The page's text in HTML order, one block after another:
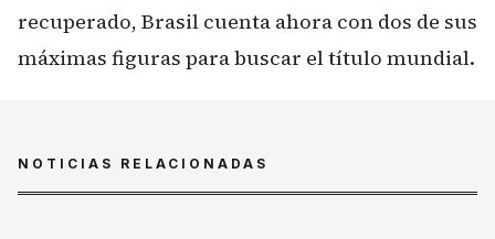
recuperado, Brasil cuenta ahora con dos de sus
máximas figuras para buscar el título mundial.
NOTICIAS RELACIONADAS